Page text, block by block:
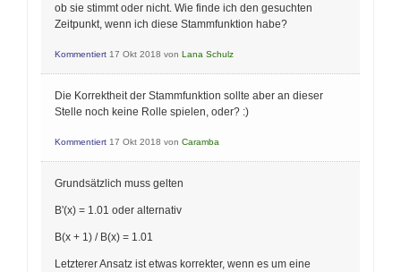
ob sie stimmt oder nicht. Wie finde ich den gesuchten
Zeitpunkt, wenn ich diese Stammfunktion habe?
Kommentiert 17 Okt 2018 von Lana Schulz
Die Korrektheit der Stammfunktion sollte aber an dieser
Stelle noch keine Rolle spielen, oder? :)
Kommentiert 17 Okt 2018 von Caramba
Grundsätzlich muss gelten
B'(x) = 1.01 oder alternativ
B(x + 1) / B(x) = 1.01
Letzterer Ansatz ist etwas korrekter, wenn es um eine